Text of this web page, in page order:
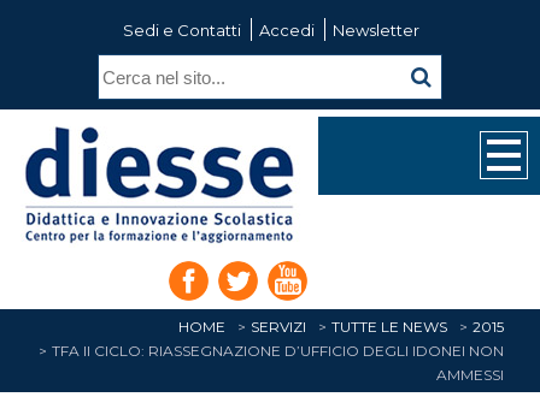
Sedi e Contatti Accedi Newsletter
HOME SERVIZI TUTTE LE NEWS
2015
TFA II CICLO: RIASSEGNAZIONE D’UFFICIO DEGLI IDONEI NON
AMMESSI